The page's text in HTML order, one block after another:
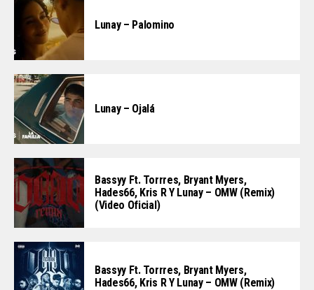
Lunay – Palomino
Lunay – Ojalá
Bassyy Ft. Torrres, Bryant Myers,
Hades66, Kris R Y Lunay – OMW (Remix)
(Video Oficial)
Bassyy Ft. Torrres, Bryant Myers,
Hades66, Kris R Y Lunay – OMW (Remix)